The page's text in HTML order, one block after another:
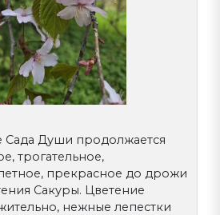
Сада Души продолжается
трогательное,
прекрасное до дрожи
Сакуры. Цветение
нежные лепестки